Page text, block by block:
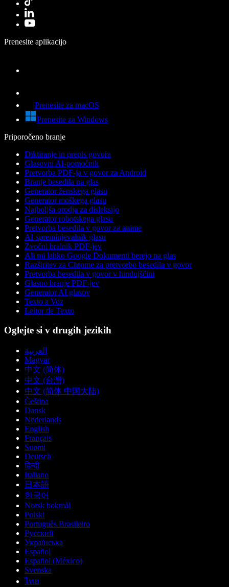
Prenesite aplikacijo
Prenesite za macOS
Prenesite za Windows
Priporočeno branje
Diktiranje in prepis govora
Glasovni AI-pomočnik
Pretvorba PDF-ja v govor za Android
Branje besedila na glas
Generator ženskega glasu
Generator moškega glasu
Najboljša orodja za disleksijo
Generator robotskega glasu
Pretvorba besedila v govor za anime
AI-spreminjevalnik glasu
Zvočni bralnik PDF-jev
Ali mi lahko Google Dokumenti berejo na glas
Razširitev za Chrome za pretvorbo besedila v govor
Pretvorba besedila v govor v hindujščini
Glasno branje PDF-jev
Generator AI glasov
Texto a Voz
Leitor de Texto
Oglejte si v drugih jezikih
العربية
Magyar
中文 (简体)
中文 (台灣)
中文 (简体 中国大陆)
Čeština
Dansk
Nederlands
English
Français
Suomi
Deutsch
हिन्दी
Italiano
日本語
한국어
Norsk bokmål
Polski
Português Brasileiro
Русский
Українська
Español
Español (México)
Svenska
ไทย